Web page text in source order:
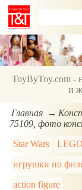
ToyByToy.com -
и
Главная
75109, фото
Star Wars
игрушки по
action figure